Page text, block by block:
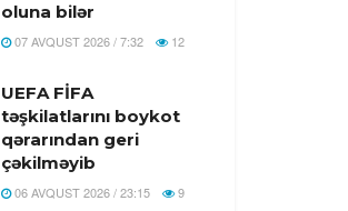
oluna bilər
07 AVQUST 2026 / 7:32 12
UEFA FİFA
təşkilatlarını boykot
qərarından geri
çəkilməyib
06 AVQUST 2026 / 23:15 9